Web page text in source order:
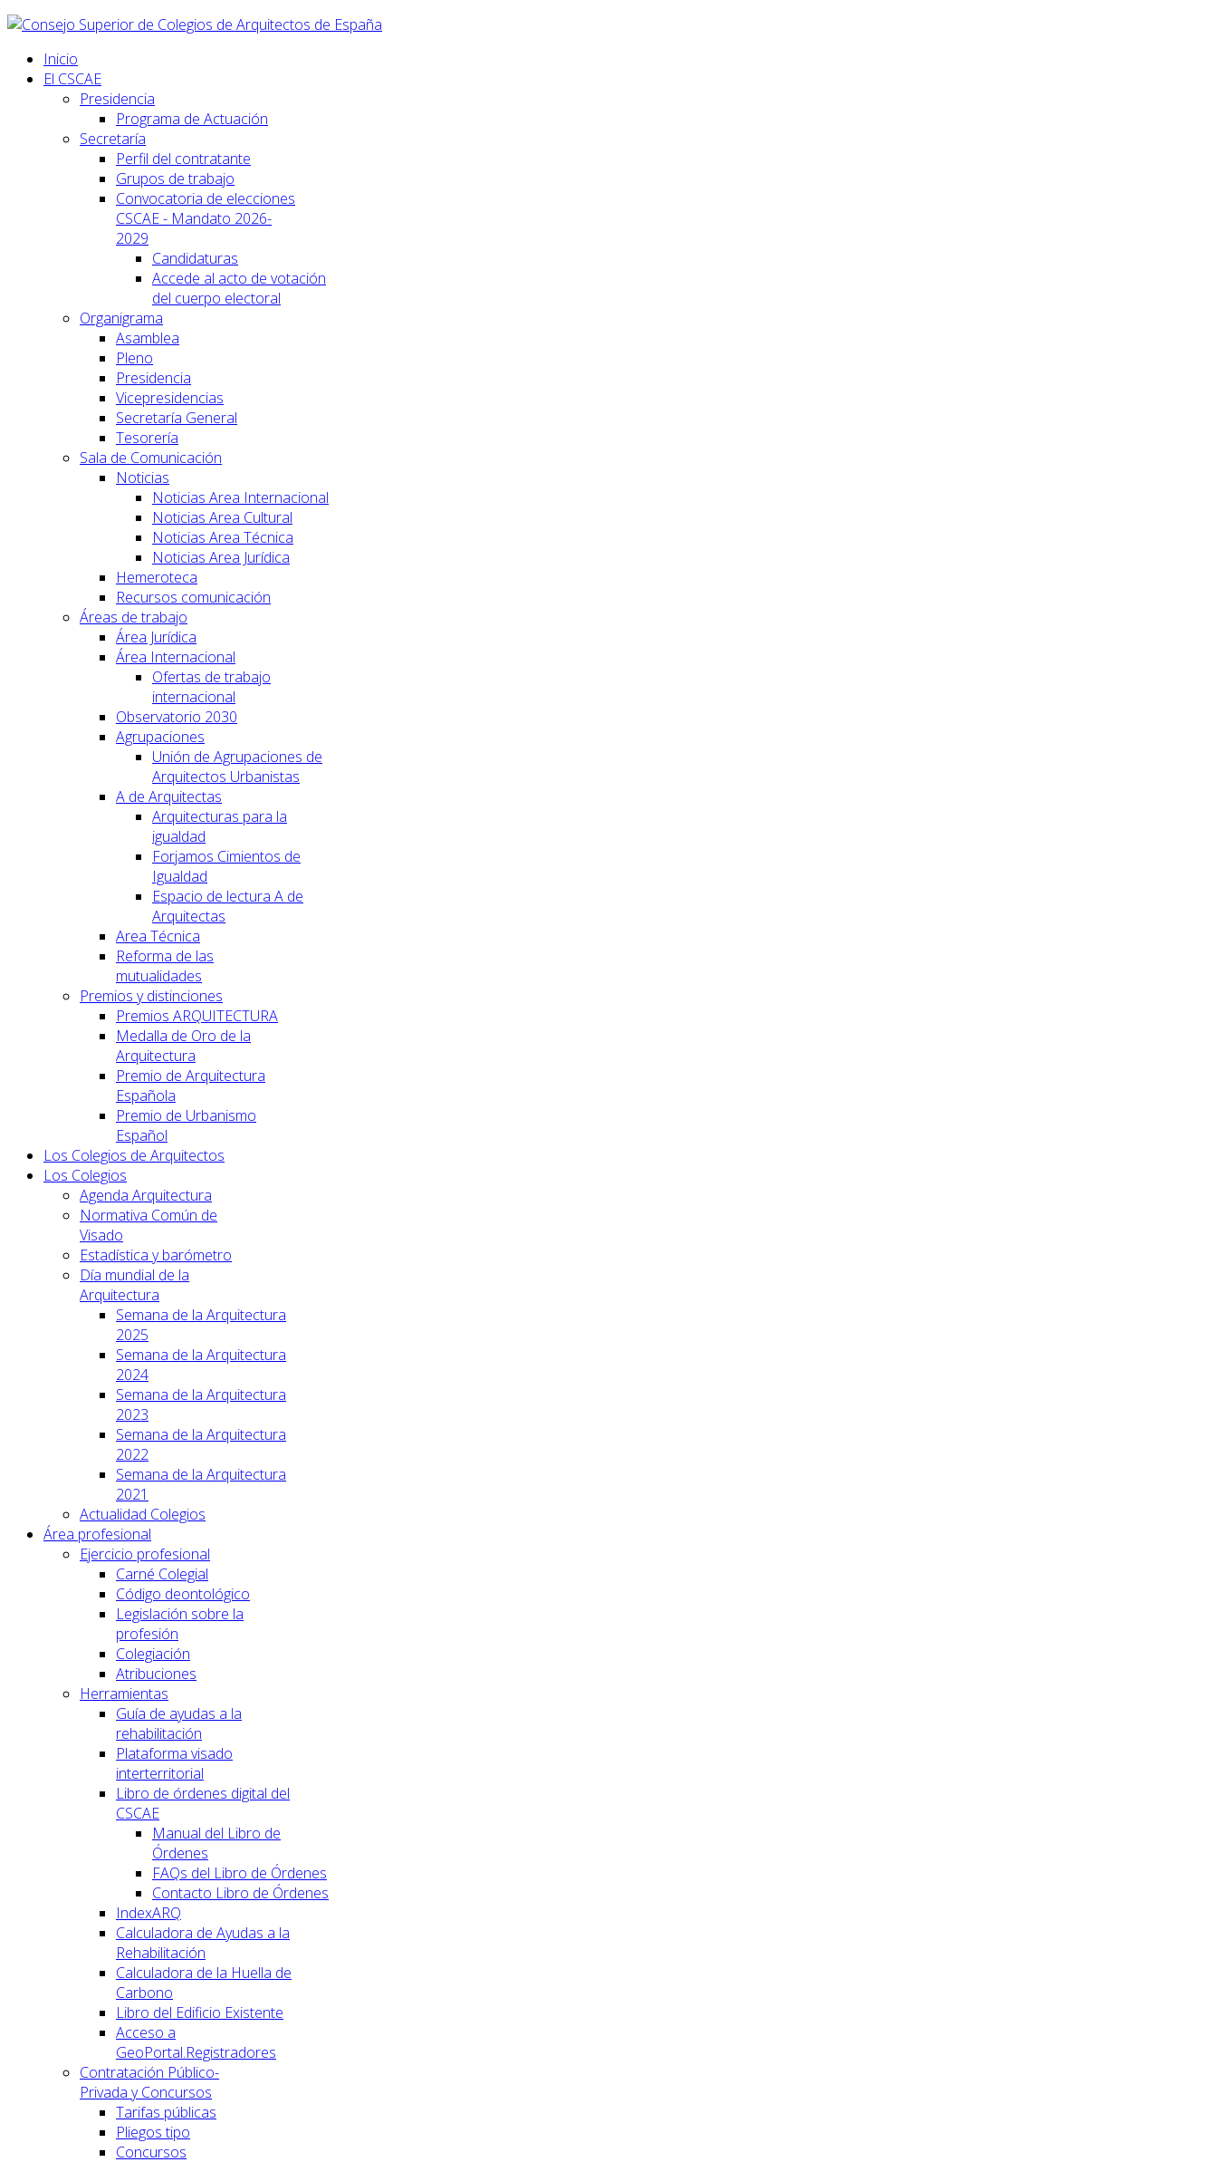
Inicio
El CSCAE
Presidencia
Programa de Actuación
Secretaría
Perfil del contratante
Grupos de trabajo
Convocatoria de elecciones
CSCAE - Mandato 2026-
2029
Candidaturas
Accede al acto de votación
del cuerpo electoral
Organigrama
Asamblea
Pleno
Presidencia
Vicepresidencias
Secretaría General
Tesorería
Sala de Comunicación
Noticias
Noticias Area Internacional
Noticias Area Cultural
Noticias Area Técnica
Noticias Area Jurídica
Hemeroteca
Recursos comunicación
Áreas de trabajo
Área Jurídica
Área Internacional
Ofertas de trabajo
internacional
Observatorio 2030
Agrupaciones
Unión de Agrupaciones de
Arquitectos Urbanistas
A de Arquitectas
Arquitecturas para la
igualdad
Forjamos Cimientos de
Igualdad
Espacio de lectura A de
Arquitectas
Area Técnica
Reforma de las
mutualidades
Premios y distinciones
Premios ARQUITECTURA
Medalla de Oro de la
Arquitectura
Premio de Arquitectura
Española
Premio de Urbanismo
Español
Los Colegios de Arquitectos
Los Colegios
Agenda Arquitectura
Normativa Común de
Visado
Estadística y barómetro
Día mundial de la
Arquitectura
Semana de la Arquitectura
2025
Semana de la Arquitectura
2024
Semana de la Arquitectura
2023
Semana de la Arquitectura
2022
Semana de la Arquitectura
2021
Actualidad Colegios
Área profesional
Ejercicio profesional
Carné Colegial
Código deontológico
Legislación sobre la
profesión
Colegiación
Atribuciones
Herramientas
Guía de ayudas a la
rehabilitación
Plataforma visado
interterritorial
Libro de órdenes digital del
CSCAE
Manual del Libro de
Órdenes
FAQs del Libro de Órdenes
Contacto Libro de Órdenes
IndexARQ
Calculadora de Ayudas a la
Rehabilitación
Calculadora de la Huella de
Carbono
Libro del Edificio Existente
Acceso a
GeoPortal.Registradores
Contratación Público-
Privada y Concursos
Tarifas públicas
Pliegos tipo
Concursos